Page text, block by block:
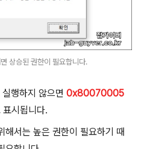
상승된 권한이 필요합니다.
행하지 않으면 0x80070005
표시됩니다.
해서는 높은 권한이 필요하기 때